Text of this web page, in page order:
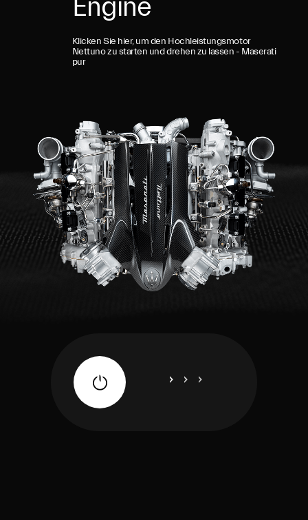
Engine
Klicken Sie hier, um den Hochleistungsmotor
Nettuno zu starten und drehen zu lassen - Maserati
pur